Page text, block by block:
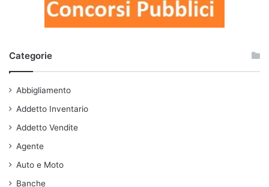
Categorie
Abbigliamento
Addetto Inventario
Addetto Vendite
Agente
Auto e Moto
Banche